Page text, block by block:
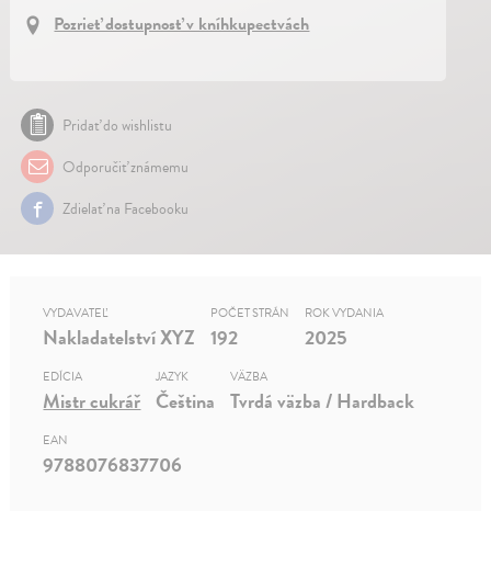
Pozrieť dostupnosť v kníhkupectvách
Pridať do wishlistu
Odporučiť známemu
Zdielať na Facebooku
VYDAVATEĽ
Nakladatelství XYZ
POČET STRÁN
192
ROK VYDANIA
2025
EDÍCIA
Mistr cukrář
JAZYK
Čeština
VÄZBA
Tvrdá väzba / Hardback
EAN
9788076837706